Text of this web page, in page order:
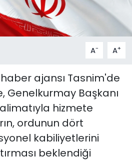
A- A+
ajansı Tasnim'de
Genelkurmay Başkanı
hizmete
ordunun dört
kabiliyetlerini
beklendiği